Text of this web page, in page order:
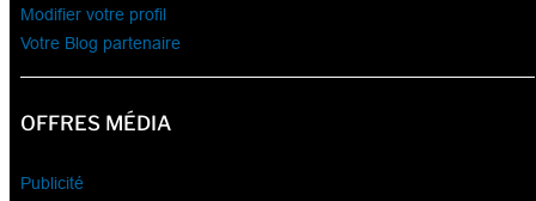
Modifier votre profil
Votre Blog partenaire
OFFRES MÉDIA
Publicité